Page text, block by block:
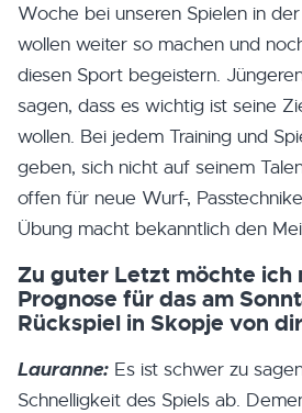
Woche bei unseren Spielen in
wollen weiter so machen und
diesen Sport begeistern.
sagen, dass es wichtig ist seine
wollen. Bei jedem Training und
geben, sich nicht auf seinem
offen für neue Wurf-,
Übung macht bekanntlich den
Zu guter Letzt möchte ich
Prognose für das am
Rückspiel in Skopje von
Lauranne: Es ist schwer zu
Schnelligkeit des Spiels ab.